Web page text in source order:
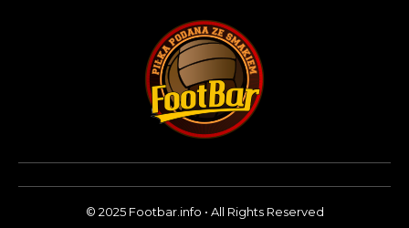
© 2025 Footbar.info • All Rights Reserved